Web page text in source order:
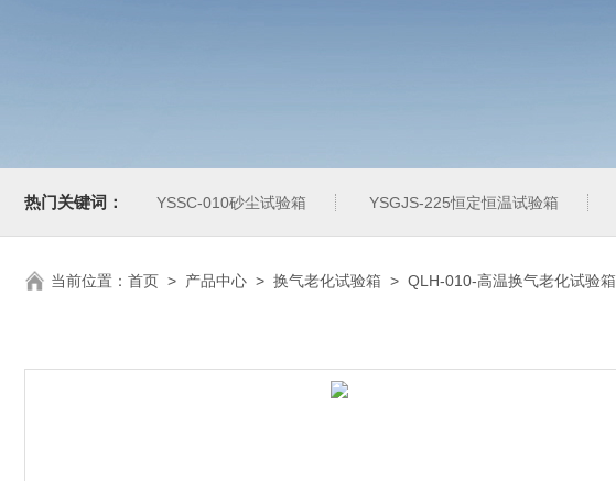
热门关键词： YSSC-010砂尘试验箱 YSGJS-225恒定恒温试验箱
当前位置： 首页 > 产品中心 > 换气老化试验箱 > QLH-010-高温换气老化试验箱